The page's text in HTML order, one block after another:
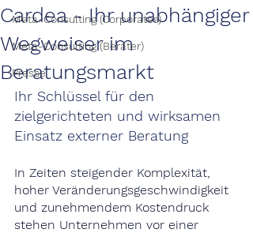
Meta-Consulting (Corporates)
Meta-Consulting (Berater)
Presse
Cardea - Ihr unabhängiger
Wegweiser im
Beratungsmarkt
Ihr Schlüssel für den
zielgerichteten und wirksamen
Einsatz externer Beratung
In Zeiten steigender Komplexität,
hoher Veränderungsgeschwindigkeit
und zunehmendem Kostendruck
stehen Unternehmen vor einer